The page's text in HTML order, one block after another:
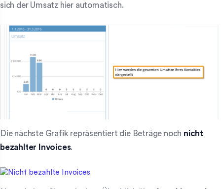
sich der Umsatz hier automatisch.
Die nächste Grafik repräsentiert die Beträge noch nicht
bezahlter Invoices.